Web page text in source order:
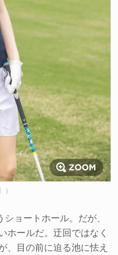
ョートホール。だが、
ホールだ。迂回ではなく
、目の前に迫る池に怯え